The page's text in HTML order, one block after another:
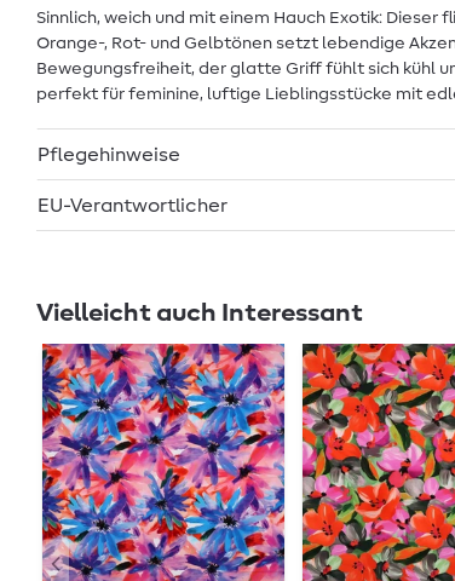
Sinnlich, weich und mit einem Hauch Exotik:
Orange-, Rot- und Gelbtönen setzt lebendige
Bewegungsfreiheit, der glatte Griff fühlt sich kühl
perfekt für feminine, luftige Lieblingsstücke mit
Pflegehinweise
EU-Verantwortlicher
Vielleicht auch Interessant